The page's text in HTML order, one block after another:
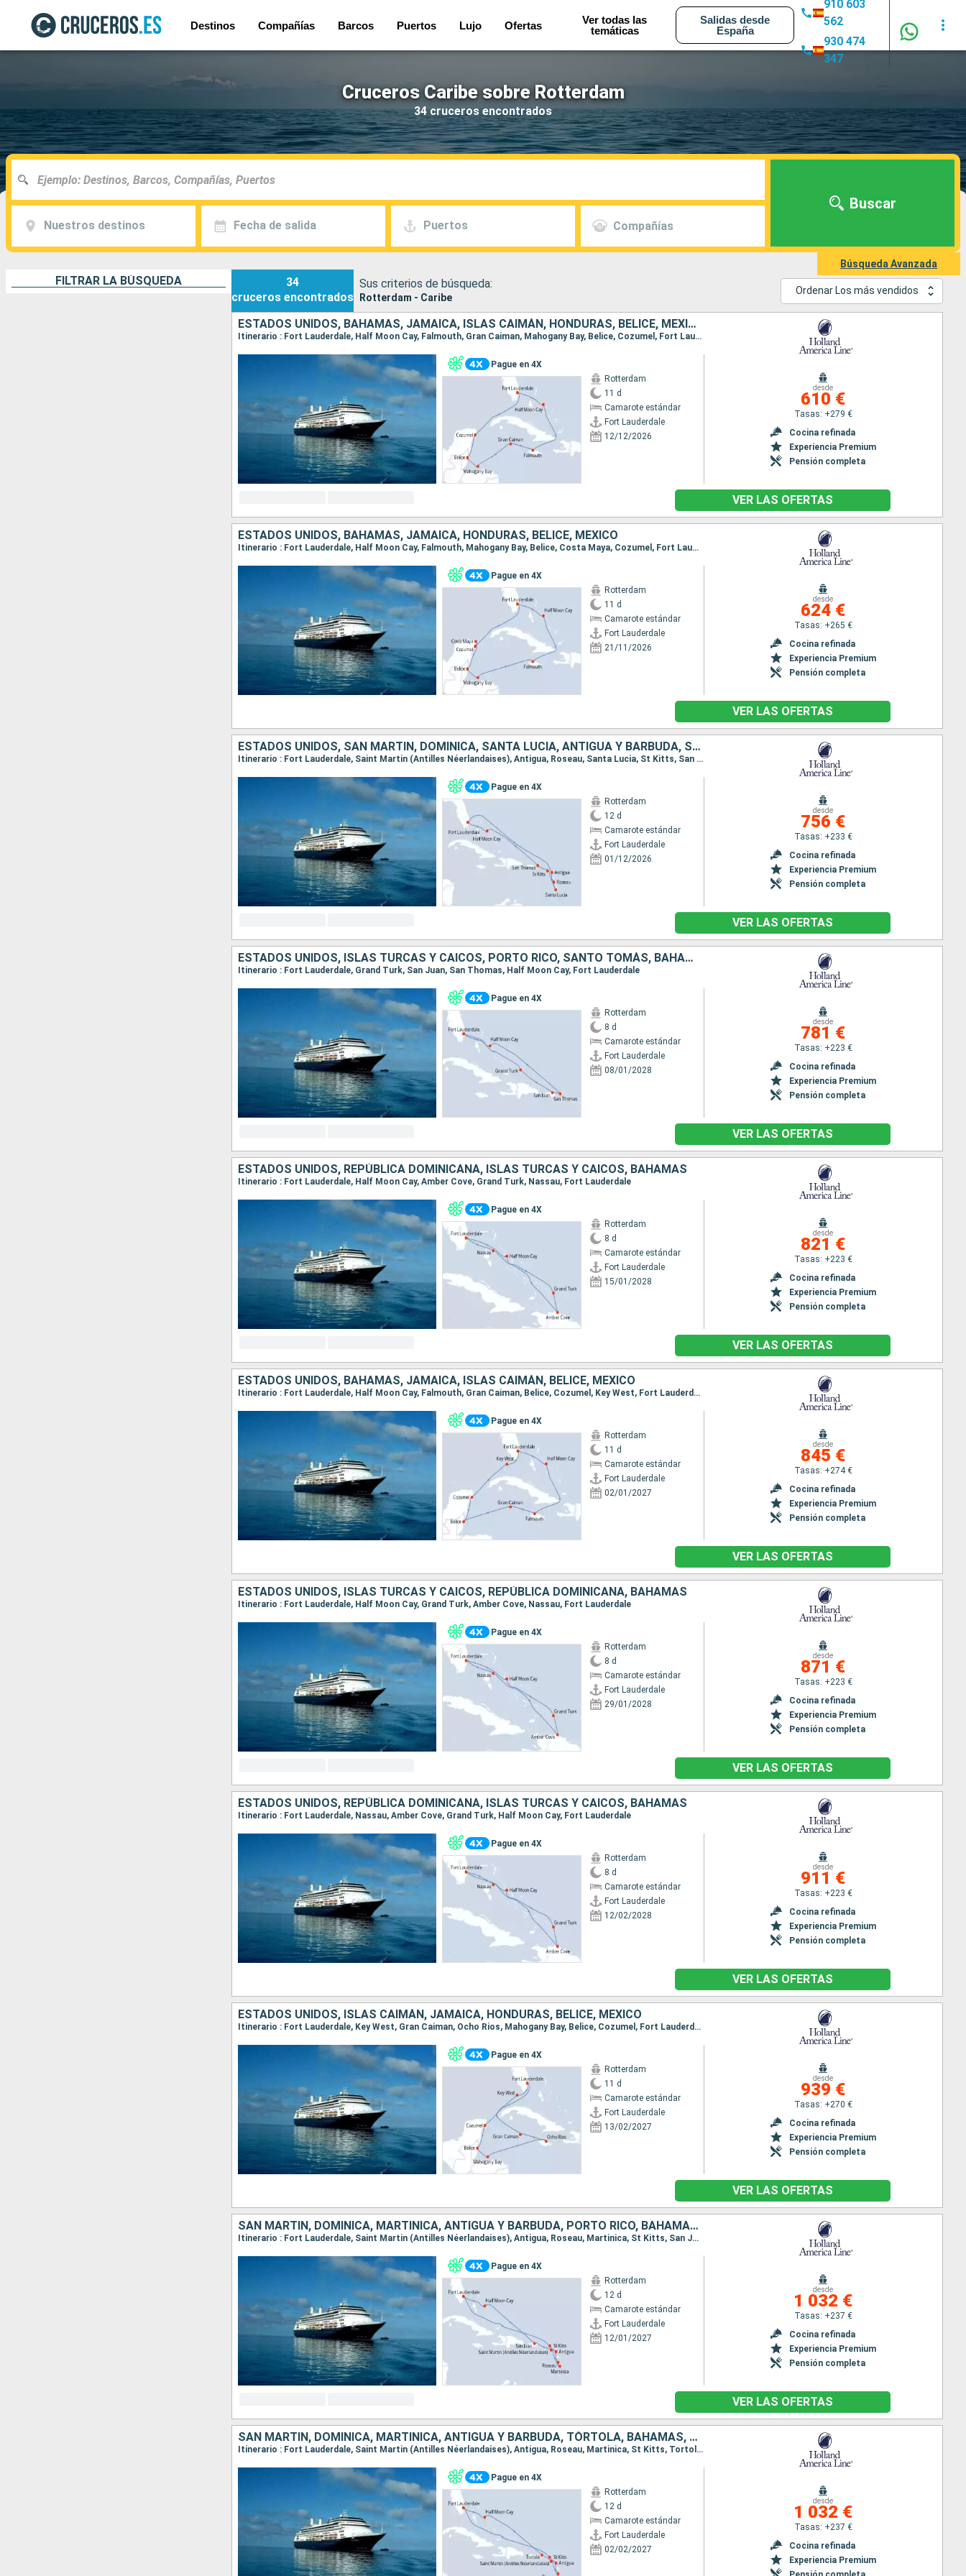
Destinos Compañías Barcos Puertos Lujo Ofertas
Ver todas las
temáticas
Salidas desde
España
910 603
562
930 474
347
Cruceros Caribe sobre Rotterdam
34 cruceros encontrados
Nuestros destinos Fecha de salida Puertos Compañías
Buscar
Búsqueda Avanzada
FILTRAR LA BÚSQUEDA
34
cruceros encontrados
Sus criterios de búsqueda:
Rotterdam - Caribe
Ordenar Los más vendidos
ESTADOS UNIDOS, BAHAMAS, JAMAICA, ISLAS CAIMÁN, HONDURAS, BELICE, MÉXICO
Itinerario : Fort Lauderdale, Half Moon Cay, Falmouth, Gran Caiman, Mahogany Bay, Belice, Cozumel, Fort Lauderdale
Pague en 4X
Rotterdam
11 d
Camarote estándar
Fort Lauderdale
12/12/2026
desde
610 €
Tasas: +279 €
Cocina refinada
Experiencia Premium
Pensión completa
VER LAS OFERTAS
ESTADOS UNIDOS, BAHAMAS, JAMAICA, HONDURAS, BELICE, MÉXICO
Itinerario : Fort Lauderdale, Half Moon Cay, Falmouth, Mahogany Bay, Belice, Costa Maya, Cozumel, Fort Lauderdale
Pague en 4X
Rotterdam
11 d
Camarote estándar
Fort Lauderdale
21/11/2026
desde
624 €
Tasas: +265 €
Cocina refinada
Experiencia Premium
Pensión completa
VER LAS OFERTAS
ESTADOS UNIDOS, SAN MARTÍN, DOMINICA, SANTA LUCIA, ANTIGUA Y BARBUDA, SANTO TOMÁS, BAHAMAS
Itinerario : Fort Lauderdale, Saint Martin (Antilles Néerlandaises), Antigua, Roseau, Santa Lucia, St Kitts, San Thomas, Half Moon Cay, Fort Lauderdale
Pague en 4X
Rotterdam
12 d
Camarote estándar
Fort Lauderdale
01/12/2026
desde
756 €
Tasas: +233 €
Cocina refinada
Experiencia Premium
Pensión completa
VER LAS OFERTAS
ESTADOS UNIDOS, ISLAS TURCAS Y CAICOS, PORTO RICO, SANTO TOMÁS, BAHAMAS
Itinerario : Fort Lauderdale, Grand Turk, San Juan, San Thomas, Half Moon Cay, Fort Lauderdale
Pague en 4X
Rotterdam
8 d
Camarote estándar
Fort Lauderdale
08/01/2028
desde
781 €
Tasas: +223 €
Cocina refinada
Experiencia Premium
Pensión completa
VER LAS OFERTAS
ESTADOS UNIDOS, REPÚBLICA DOMINICANA, ISLAS TURCAS Y CAICOS, BAHAMAS
Itinerario : Fort Lauderdale, Half Moon Cay, Amber Cove, Grand Turk, Nassau, Fort Lauderdale
Pague en 4X
Rotterdam
8 d
Camarote estándar
Fort Lauderdale
15/01/2028
desde
821 €
Tasas: +223 €
Cocina refinada
Experiencia Premium
Pensión completa
VER LAS OFERTAS
ESTADOS UNIDOS, BAHAMAS, JAMAICA, ISLAS CAIMÁN, BELICE, MÉXICO
Itinerario : Fort Lauderdale, Half Moon Cay, Falmouth, Gran Caiman, Belice, Cozumel, Key West, Fort Lauderdale
Pague en 4X
Rotterdam
11 d
Camarote estándar
Fort Lauderdale
02/01/2027
desde
845 €
Tasas: +274 €
Cocina refinada
Experiencia Premium
Pensión completa
VER LAS OFERTAS
ESTADOS UNIDOS, ISLAS TURCAS Y CAICOS, REPÚBLICA DOMINICANA, BAHAMAS
Itinerario : Fort Lauderdale, Half Moon Cay, Grand Turk, Amber Cove, Nassau, Fort Lauderdale
Pague en 4X
Rotterdam
8 d
Camarote estándar
Fort Lauderdale
29/01/2028
desde
871 €
Tasas: +223 €
Cocina refinada
Experiencia Premium
Pensión completa
VER LAS OFERTAS
ESTADOS UNIDOS, REPÚBLICA DOMINICANA, ISLAS TURCAS Y CAICOS, BAHAMAS
Itinerario : Fort Lauderdale, Nassau, Amber Cove, Grand Turk, Half Moon Cay, Fort Lauderdale
Pague en 4X
Rotterdam
8 d
Camarote estándar
Fort Lauderdale
12/02/2028
desde
911 €
Tasas: +223 €
Cocina refinada
Experiencia Premium
Pensión completa
VER LAS OFERTAS
ESTADOS UNIDOS, ISLAS CAIMÁN, JAMAICA, HONDURAS, BELICE, MÉXICO
Itinerario : Fort Lauderdale, Key West, Gran Caiman, Ocho Rios, Mahogany Bay, Belice, Cozumel, Fort Lauderdale
Pague en 4X
Rotterdam
11 d
Camarote estándar
Fort Lauderdale
13/02/2027
desde
939 €
Tasas: +270 €
Cocina refinada
Experiencia Premium
Pensión completa
VER LAS OFERTAS
SAN MARTÍN, DOMINICA, MARTINICA, ANTIGUA Y BARBUDA, PORTO RICO, BAHAMAS, ESTADOS UNIDOS
Itinerario : Fort Lauderdale, Saint Martin (Antilles Néerlandaises), Antigua, Roseau, Martinica, St Kitts, San Juan, Half Moon Cay, Fort Lauderdale
Pague en 4X
Rotterdam
12 d
Camarote estándar
Fort Lauderdale
12/01/2027
desde
1 032 €
Tasas: +237 €
Cocina refinada
Experiencia Premium
Pensión completa
VER LAS OFERTAS
SAN MARTÍN, DOMINICA, MARTINICA, ANTIGUA Y BARBUDA, TÓRTOLA, BAHAMAS, ESTADOS UNIDOS
Itinerario : Fort Lauderdale, Saint Martin (Antilles Néerlandaises), Antigua, Roseau, Martinica, St Kitts, Tortola, Half Moon Cay, Fort Lauderdale
Pague en 4X
Rotterdam
12 d
Camarote estándar
Fort Lauderdale
02/02/2027
desde
1 032 €
Tasas: +237 €
Cocina refinada
Experiencia Premium